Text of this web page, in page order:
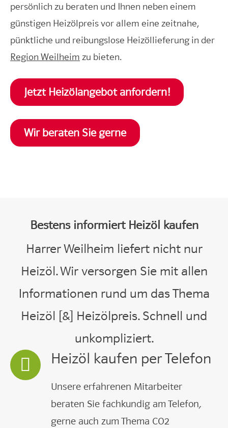
persönlich zu beraten und Ihnen neben einem
günstigen Heizölpreis vor allem eine zeitnahe,
pünktliche und reibungslose Heizöllieferung in der
Region Weilheim zu bieten.
Jetzt Heizölangebot anfordern!
Wir beraten Sie gerne
Bestens informiert Heizöl kaufen
Harrer Weilheim liefert nicht nur
Heizöl. Wir versorgen Sie mit allen
Informationen rund um das Thema
Heizöl [&] Heizölpreis. Schnell und
unkompliziert.
Heizöl kaufen per Telefon
Unsere erfahrenen Mitarbeiter
beraten Sie fachkundig am Telefon,
gerne auch zum Thema CO2